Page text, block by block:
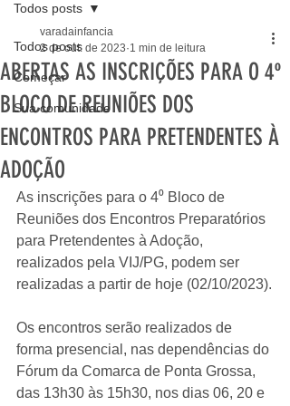
Todos posts
Começar
Sua comunidade
Todos posts
ABERTAS AS INSCRIÇÕES PARA O 4º
BLOCO DE REUNIÕES DOS
ENCONTROS PARA PRETENDENTES À
ADOÇÃO
varadainfancia
2 de out. de 2023 1 min de leitura
As inscrições para o 4⁰ Bloco de
Reuniões dos Encontros Preparatórios
para Pretendentes à Adoção,
realizados pela VIJ/PG, podem ser
realizadas a partir de hoje (02/10/2023).
Os encontros serão realizados de
forma presencial, nas dependências do
Fórum da Comarca de Ponta Grossa,
das 13h30 às 15h30, nos dias 06, 20 e